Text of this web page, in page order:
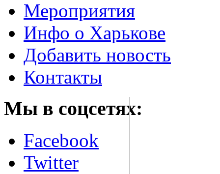
Мероприятия
Инфо о Харькове
Добавить новость
Контакты
Мы в соцсетях:
Facebook
Twitter